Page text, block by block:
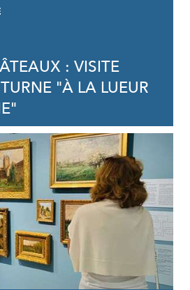
: VISITE
"À LA LUEUR